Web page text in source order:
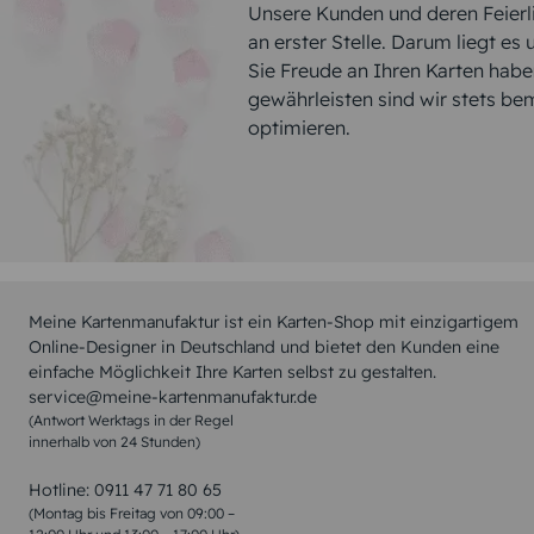
Unsere Kunden und deren
an erster Stelle. Darum liegt es
Sie Freude an Ihren Karten
gewährleisten sind wir stets
optimieren.
Meine Kartenmanufaktur ist ein Karten-Shop mit einzigartigem
Online-Designer in Deutschland und bietet den Kunden eine
einfache Möglichkeit Ihre Karten selbst zu gestalten.
service@meine-kartenmanufaktur.de
(Antwort Werktags in der Regel
innerhalb von 24 Stunden)
Hotline: 0911 47 71 80 65
(Montag bis Freitag von 09:00 –